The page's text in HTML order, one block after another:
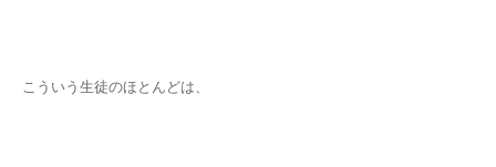
こういう生徒のほとんどは、